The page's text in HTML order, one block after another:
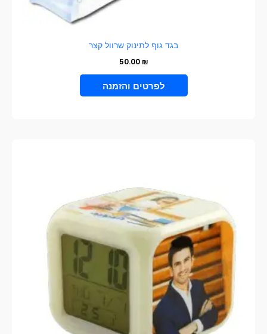
בגד גוף לתינוק שרוול קצר
50.00 ₪
VIEW PRODUCT